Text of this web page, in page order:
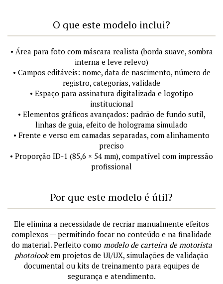
O que este modelo inclui?
• Área para foto com máscara realista (borda suave, sombra
interna e leve relevo)
• Campos editáveis: nome, data de nascimento, número de
registro, categorias, validade
• Espaço para assinatura digitalizada e logotipo
institucional
• Elementos gráficos avançados: padrão de fundo sutil,
linhas de guia, efeito de holograma simulado
• Frente e verso em camadas separadas, com alinhamento
preciso
• Proporção ID-1 (85,6 × 54 mm), compatível com impressão
profissional
Por que este modelo é útil?
Ele elimina a necessidade de recriar manualmente efeitos
complexos — permitindo focar no conteúdo e na finalidade
do material. Perfeito como modelo de carteira de motorista
photolookem projetos de UI/UX, simulações de validação
documental ou kits de treinamento para equipes de
segurança e atendimento.